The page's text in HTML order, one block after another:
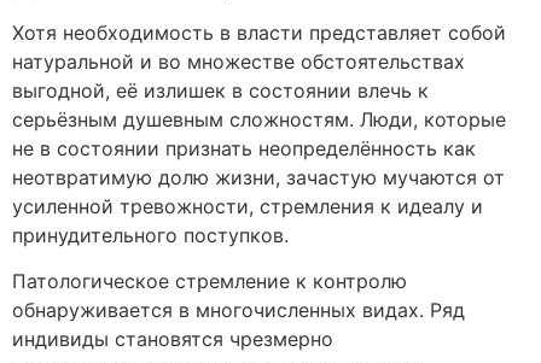
Хотя необходимость в власти представляет собой
натуральной и во множестве обстоятельствах
выгодной, её излишек в состоянии влечь к
серьёзным душевным сложностям. Люди, которые
не в состоянии признать неопределённость как
неотвратимую долю жизни, зачастую мучаются от
усиленной тревожности, стремления к идеалу и
принудительного поступков.
Патологическое стремление к контролю
обнаруживается в многочисленных видах. Ряд
индивиды становятся чрезмерно